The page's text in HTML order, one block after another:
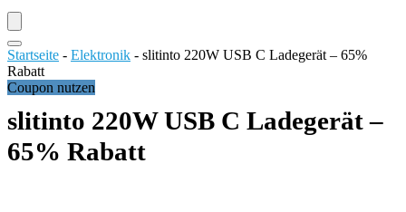
Startseite - Elektronik - slitinto 220W USB C Ladegerät – 65%
Rabatt
Coupon nutzen
slitinto 220W USB C Ladegerät –
65% Rabatt